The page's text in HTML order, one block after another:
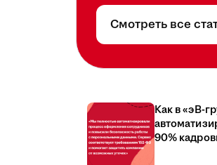
Смотреть все
Как в «эВ-
90%